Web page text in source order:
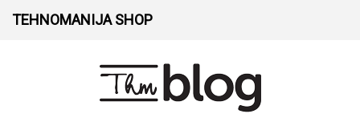
TEHNOMANIJA SHOP